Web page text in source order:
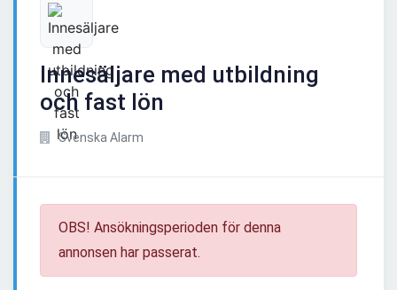
Innesäljare med utbildning
och fast lön
Svenska Alarm
OBS! Ansökningsperioden för denna
annonsen har passerat.